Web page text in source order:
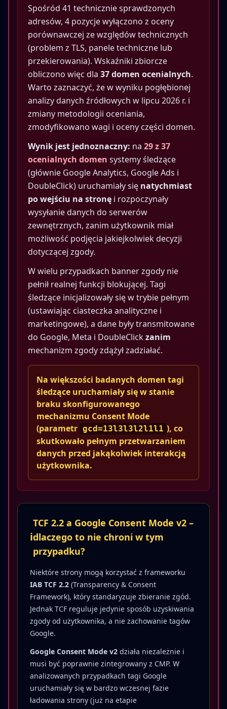
Spośród 41 technicznie sprawdzonych
adresów, 4 pozycje wyłączono z oceny
porównawczej ze względów technicznych
(problem z TLS, panele techniczne lub
przekierowania). Wskaźniki zbiorcze
obliczono więc dla 37 domen ocenialnych.
Warto zaznaczyć, że w wyniku pogłębionej
analizy danych źródłowych w lipcu 2026 r. i
zmiany metodologii oceniania,
zmodyfikowano wagi i oceny części domen.
Wynik jest jednoznaczny: na 29 z 37
ocenialnych domen systemy śledzące
(głównie Google Analytics, Google Ads i
DoubleClick) uruchamiały się natychmiast
po wejściu na stronę i rozpoczynały
wysyłanie danych do serwerów
zewnętrznych, zanim użytkownik miał
możliwość podjęcia jakiejkolwiek decyzji
dotyczącej zgody.
W wielu przypadkach banner zgody nie
pełnił realnej funkcji blokującej. Tagi
śledzące inicjalizowały się w trybie pełnym
(ustawiając ciasteczka analityczne i
marketingowe), a dane były transmitowane
do Google, Meta i DoubleClickzanim
mechanizm zgody zdążył zadziałać.
Na większości badanych domen tagi
śledzące uruchamiały się w stanie
braku skonfigurowanego
mechanizmu Consent Mode
(parametr gcd=13l3l3l2l1l1 ), co
skutkowało pełnym przetwarzaniem
danych przed jakąkolwiek interakcją
użytkownika.
ℹ️
TCF 2.2 a Google Consent Mode v2 –
dlaczego to nie chroni w tym
przypadku?
Niektóre strony mogą korzystać z frameworku
IAB TCF 2.2 (Transparency & Consent
Framework), który standaryzuje zbieranie zgód.
Jednak TCF reguluje jedynie sposób uzyskiwania
zgody od użytkownika, a nie zachowanie tagów
Google.
Google Consent Mode v2 działa niezależnie i
musi być poprawnie zintegrowany z CMP. W
analizowanych przypadkach tagi Google
uruchamiały się w bardzo wczesnej fazie
ładowania strony (już na etapie